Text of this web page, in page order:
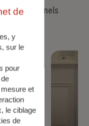
professionnels
de
y
sur le
pour
mesure et
le ciblage
de